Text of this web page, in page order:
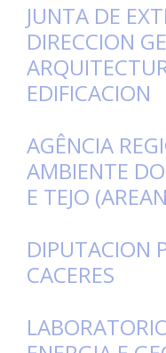
JUNTA DE
DIRECCION
EDIFICACION
AGÊNCIA
AMBIENTE
E TEJO
DIPUTACION
CACERES